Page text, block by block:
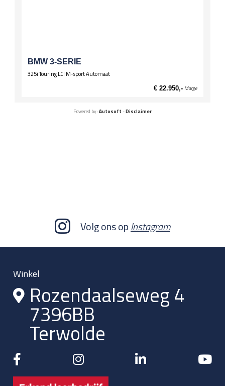
BMW 3-SERIE
325i Touring LCI M-sport Automaat
€ 22.950,- Marge
Powered by: Autosoft -Disclaimer
Volg ons opInstagram
Winkel
Rozendaalseweg 4
7396BB
Terwolde